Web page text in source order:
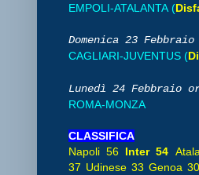
EMPOLI-ATALANTA (
Domenica 23 Febbraio
CAGLIARI-JUVENTUS (
Lunedì 24 Febbraio
ROMA-MONZA
CLASSIFICA
Napoli 56 Inter 54
37 Udinese 33 Genoa